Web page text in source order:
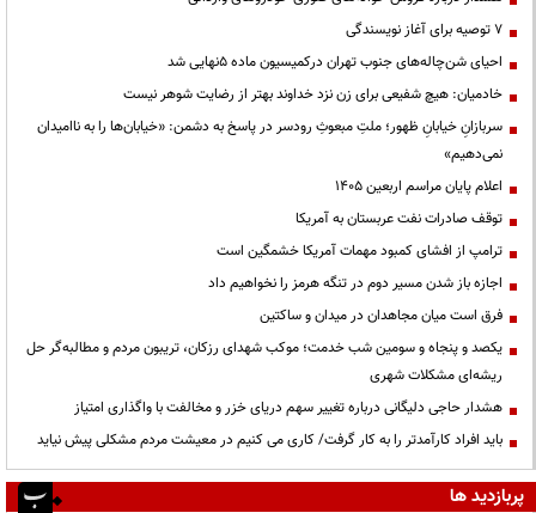
۷ توصیه برای آغاز نویسندگی
احیای شن‌چاله‌های جنوب تهران درکمیسیون ماده ۵نهایی شد
خادمیان: هیچ شفیعی برای زن نزد خداوند بهتر از رضایت شوهر نیست
سربازانِ خیابانِ ظهور؛ ملتِ مبعوثِ رودسر در پاسخ به دشمن: «خیابان‌ها را به ناامیدان
نمی‌دهیم»
اعلام پایان مراسم اربعین ۱۴۰۵
توقف صادرات نفت عربستان به آمریکا
ترامپ از افشای کمبود مهمات آمریکا خشمگین است
اجازه باز شدن مسیر دوم در تنگه هرمز را نخواهیم داد
فرق است میان مجاهدان در میدان و ساکتین
یکصد و پنجاه و سومین شب خدمت؛ موکب شهدای رزکان، تریبون مردم و مطالبه‌گر حل
ریشه‌ای مشکلات شهری
هشدار حاجی دلیگانی درباره تغییر سهم دریای خزر و مخالفت با واگذاری امتیاز
باید افراد کارآمدتر را به کار گرفت/ کاری می کنیم در معیشت مردم مشکلی پیش نیاید
پربازدید ها